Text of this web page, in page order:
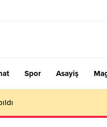
Spor Asayiş